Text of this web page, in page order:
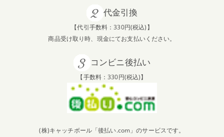
代金引換
【代引手数料：330円(税込)】
商品受け取り時、現金にてお支払いください。
コンビニ後払い
【手数料：330円(税込)】
(株)キャッチボール「後払い.com」のサービスです。